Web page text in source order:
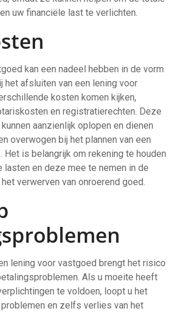
uw financiële last te verlichten.
kan een nadeel hebben in de vorm
het afsluiten van een lening voor
kosten komen kijken,
en registratierechten. Deze
aanzienlijk oplopen en dienen
overwogen bij het plannen van een
Het is belangrijk om rekening te houden
lasten en deze mee te nemen in de
verwerven van onroerend goed.
lening voor vastgoed brengt het risico
Als u moeite heeft
te voldoen, loopt u het
en zelfs verlies van het